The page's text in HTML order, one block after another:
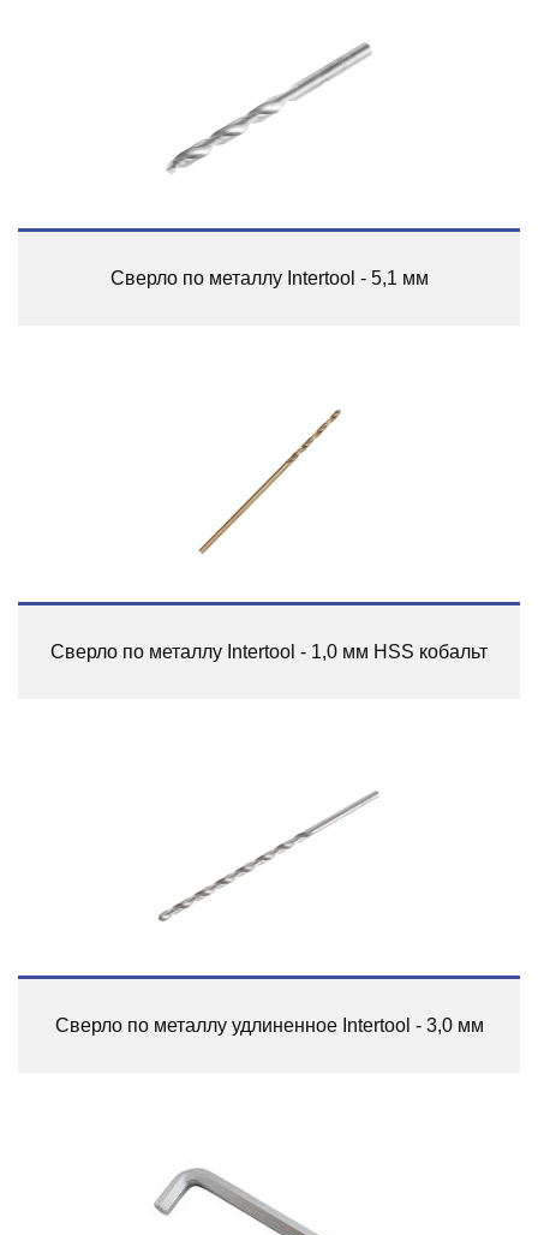
Сверло по металлу Intertool - 5,1 мм
Сверло по металлу Intertool - 1,0 мм HSS кобальт
Сверло по металлу удлиненное Intertool - 3,0 мм